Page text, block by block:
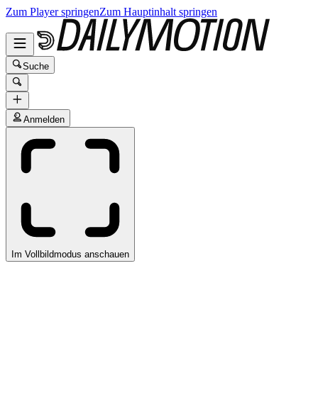
Zum Player springenZum Hauptinhalt springen
Suche
Anmelden
Im Vollbildmodus anschauen